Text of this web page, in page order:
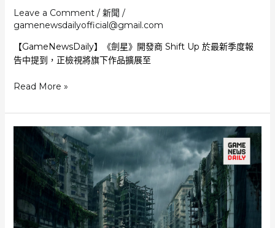
Leave a Comment / 新聞 /
gamenewsdailyofficial@gmail.com
【GameNewsDaily】《劍星》開發商 Shift Up 於最新季度報
告中提到，正檢視將旗下作品擴展至
Shift
季
度
告
《劍
更
Read More »